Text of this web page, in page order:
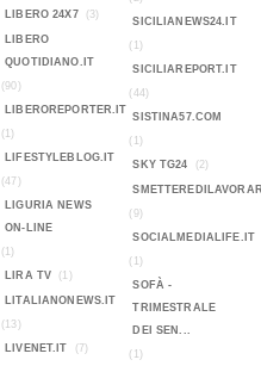
LIBERO 24X7 (3)
LIBERO
QUOTIDIANO.IT
(90)
LIBEROREPORTER.IT
(1)
LIFESTYLEBLOG.IT
(47)
LIGURIA NEWS
ON-LINE
(1)
LIRA TV
(1)
LITALIANONEWS.IT
(13)
LIVENET.IT
(7)
SICILIANEWS24.IT
(1)
SICILIAREPORT.IT
(44)
SISTINA57.COM
(1)
SKY TG24
(2)
(9)
SOCIALMEDIALIFE.IT
(1)
SOFÀ -
TRIMESTRALE
DEI SEN...
(1)